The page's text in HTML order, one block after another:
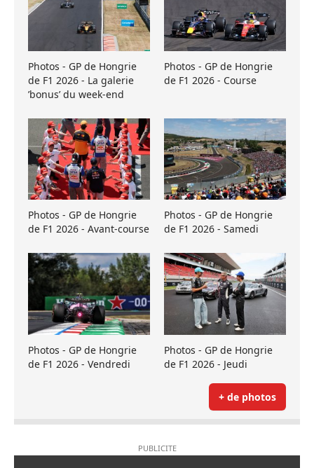
Photos - GP de Hongrie
de F1 2026 - La galerie
’bonus’ du week-end
Photos - GP de Hongrie
de F1 2026 - Course
Photos - GP de Hongrie
de F1 2026 - Avant-course
Photos - GP de Hongrie
de F1 2026 - Samedi
Photos - GP de Hongrie
de F1 2026 - Vendredi
Photos - GP de Hongrie
de F1 2026 - Jeudi
+ de photos